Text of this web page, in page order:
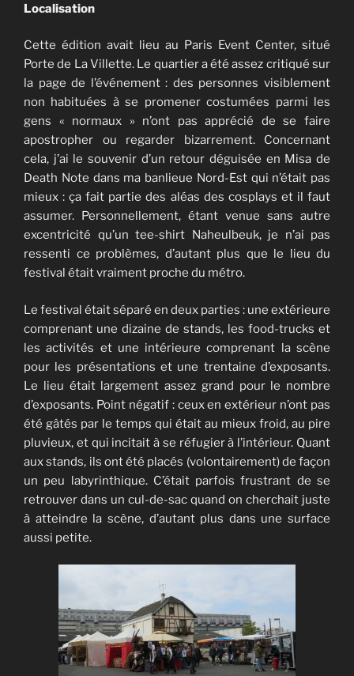
Localisation
Cette édition avait lieu au Paris Event Center, situé
Porte de La Villette. Le quartier a été assez critiqué sur
la page de l’événement : des personnes visiblement
non habituées à se promener costumées parmi les
gens « normaux » n’ont pas apprécié de se faire
apostropher ou regarder bizarrement. Concernant
cela, j’ai le souvenir d’un retour déguisée en Misa de
Death Note dans ma banlieue Nord-Est qui n’était pas
mieux : ça fait partie des aléas des cosplays et il faut
assumer. Personnellement, étant venue sans autre
excentricité qu’un tee-shirt Naheulbeuk, je n’ai pas
ressenti ce problèmes, d’autant plus que le lieu du
festival était vraiment proche du métro.
Le festival était séparé en deux parties : une extérieure
comprenant une dizaine de stands, les food-trucks et
les activités et une intérieure comprenant la scène
pour les présentations et une trentaine d’exposants.
Le lieu était largement assez grand pour le nombre
d’exposants. Point négatif : ceux en extérieur n’ont pas
été gâtés par le temps qui était au mieux froid, au pire
pluvieux, et qui incitait à se réfugier à l’intérieur. Quant
aux stands, ils ont été placés (volontairement) de façon
un peu labyrinthique. C’était parfois frustrant de se
retrouver dans un cul-de-sac quand on cherchait juste
à atteindre la scène, d’autant plus dans une surface
aussi petite.